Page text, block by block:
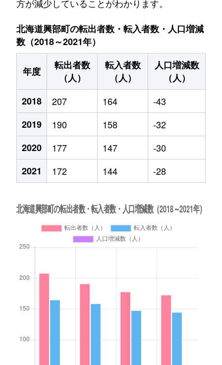
方が減少していることがわかります。
北海道興部町の転出者数・転入者数・人口増減
数（2018～2021年）
年度
転出者数
（人）
転入者数
（人）
人口増減数
（人）
2018
207 164
-43
2019
190 158
-32
2020
177 147
-30
2021
172 144 -28